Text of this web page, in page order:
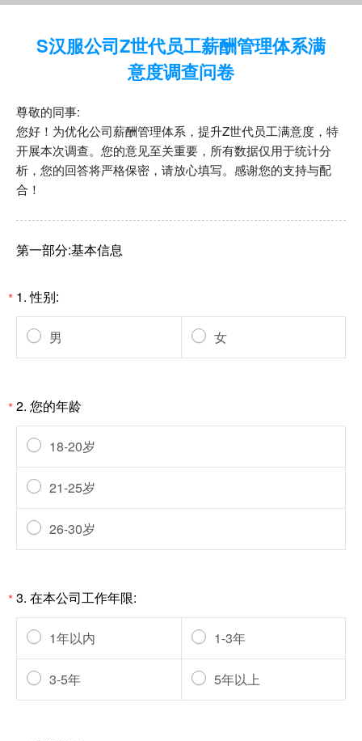
S汉服公司Z世代员工薪酬管理体系满
意度调查问卷
尊敬的同事:
您好！为优化公司薪酬管理体系，提升Z世代员工满意度，特
开展本次调查。您的意见至关重要，所有数据仅用于统计分
析，您的回答将严格保密，请放心填写。感谢您的支持与配
合！
第一部分:基本信息
* 1. 性别:
男 女
*2. 您的年龄
18-20岁
21-25岁
26-30岁
*3. 在本公司工作年限:
1年以内 1-3年
3-5年 5年以上